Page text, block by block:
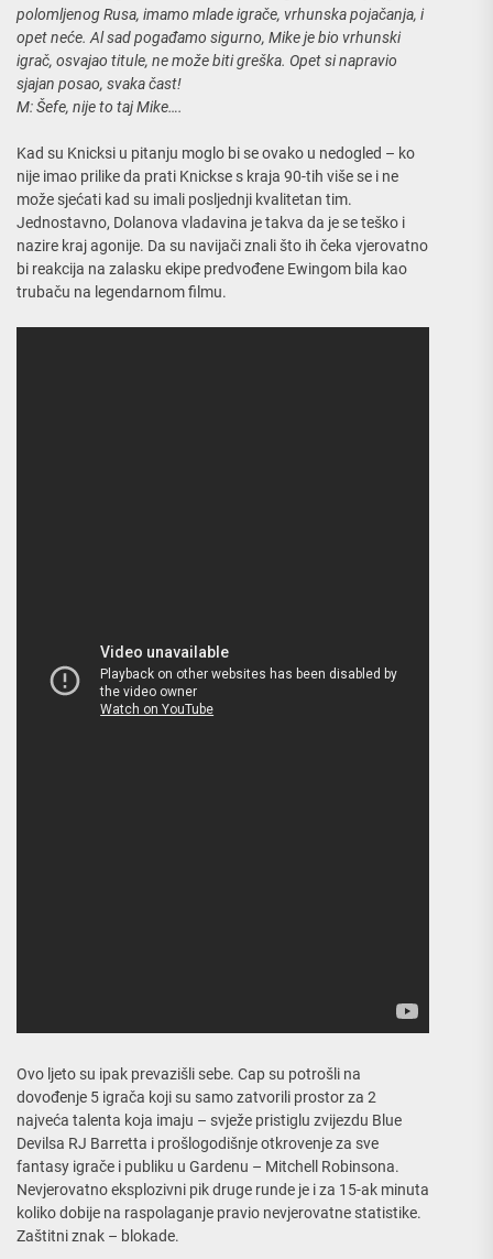
polomljenog Rusa, imamo mlade igrače, vrhunska pojačanja, i
opet neće. Al sad pogađamo sigurno, Mike je bio vrhunski
igrač, osvajao titule, ne može biti greška. Opet si napravio
sjajan posao, svaka čast!
M: Šefe, nije to taj Mike….
Kad su Knicksi u pitanju moglo bi se ovako u nedogled – ko
nije imao prilike da prati Knickse s kraja 90-tih više se i ne
može sjećati kad su imali posljednji kvalitetan tim.
Jednostavno, Dolanova vladavina je takva da je se teško i
nazire kraj agonije. Da su navijači znali što ih čeka vjerovatno
bi reakcija na zalasku ekipe predvođene Ewingom bila kao
trubaču na legendarnom filmu.
Ovo ljeto su ipak prevazišli sebe. Cap su potrošli na
dovođenje 5 igrača koji su samo zatvorili prostor za 2
najveća talenta koja imaju – svježe pristiglu zvijezdu Blue
Devilsa RJ Barretta i prošlogodišnje otkrovenje za sve
fantasy igrače i publiku u Gardenu – Mitchell Robinsona.
Nevjerovatno eksplozivni pik druge runde je i za 15-ak minuta
koliko dobije na raspolaganje pravio nevjerovatne statistike.
Zaštitni znak – blokade.